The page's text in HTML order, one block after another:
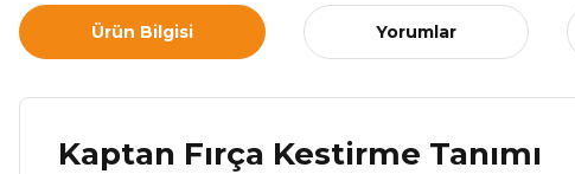
Ürün Bilgisi Yorumlar
Kaptan Fırça Kestirme Tanımı